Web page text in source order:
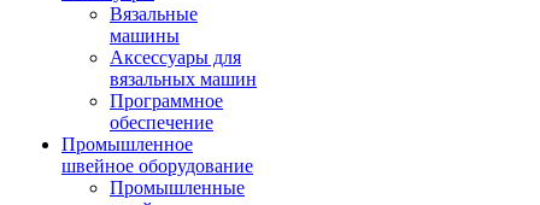
Вязальные
машины
Аксессуары для
вязальных машин
Программное
обеспечение
Промышленное
швейное оборудование
Промышленные